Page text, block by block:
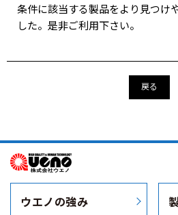
条件に該当する製品をより見つけ
した。是非ご利用下さい。
戻る
ウエノの強み